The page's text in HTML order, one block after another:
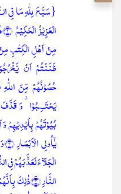
{سَبَّحَ لِلّٰہِ مَا فِی
مِنۡ اَہۡلِ الۡکِتٰبِ
ظَنَنۡتُمۡ اَنۡ
حُصُوۡنُہُمۡ مِّنَ
یَحۡتَسِبُوۡا ٭ وَ
بُیُوۡتَہُمۡ بِاَیۡدِیۡہِمۡ
الۡجَلَآءَ لَعَذَّبَہُمۡ فِی
النَّارِ